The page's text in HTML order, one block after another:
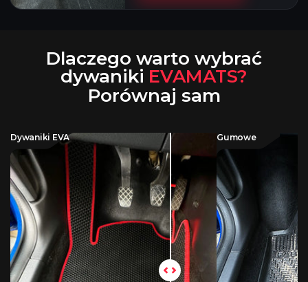
Dlaczego warto wybrać
dywaniki EVAMATS?
Porównaj sam
Dywaniki EVA Gumowe